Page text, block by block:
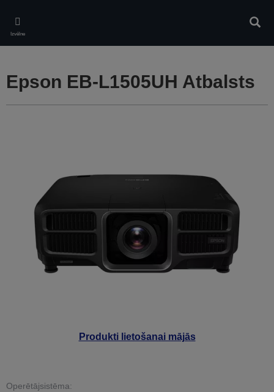
main
content
Izvēlne
Produkti lietošanai mājās
Epson EB-L1505UH Atbalsts
Operētājsistēma: